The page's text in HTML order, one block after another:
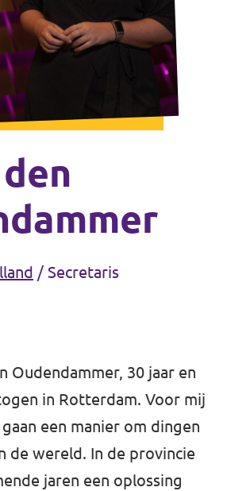
Rijnland
Zuid-Holland Zuid
/ Secretaris
Oudendammer, 30 jaar en
in Rotterdam. Voor mij
een manier om dingen
de wereld. In de provincie
jaren een oplossing